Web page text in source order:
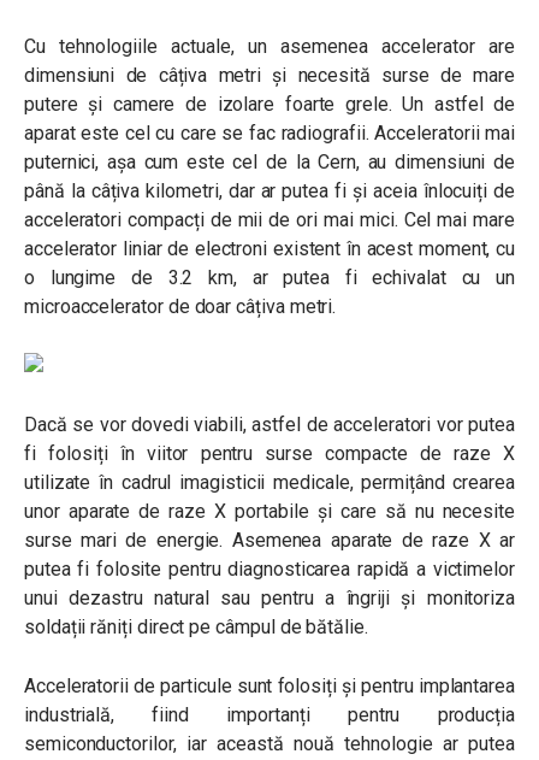
Cu tehnologiile actuale, un asemenea accelerator are
dimensiuni de câțiva metri și necesită surse de mare
putere și camere de izolare foarte grele. Un astfel de
aparat este cel cu care se fac radiografii. Acceleratorii mai
puternici, așa cum este cel de la Cern, au dimensiuni de
până la câțiva kilometri, dar ar putea fi și aceia înlocuiți de
acceleratori compacți de mii de ori mai mici. Cel mai mare
accelerator liniar de electroni existent în acest moment, cu
o lungime de 3.2 km, ar putea fi echivalat cu un
microaccelerator de doar câțiva metri.
Dacă se vor dovedi viabili, astfel de acceleratori vor putea
fi folosiți în viitor pentru surse compacte de raze X
utilizate în cadrul imagisticii medicale, permițând crearea
unor aparate de raze X portabile și care să nu necesite
surse mari de energie. Asemenea aparate de raze X ar
putea fi folosite pentru diagnosticarea rapidă a victimelor
unui dezastru natural sau pentru a îngriji și monitoriza
soldații răniți direct pe câmpul de bătălie.
Acceleratorii de particule sunt folosiți și pentru implantarea
industrială, fiind importanți pentru producția
semiconductorilor, iar această nouă tehnologie ar putea